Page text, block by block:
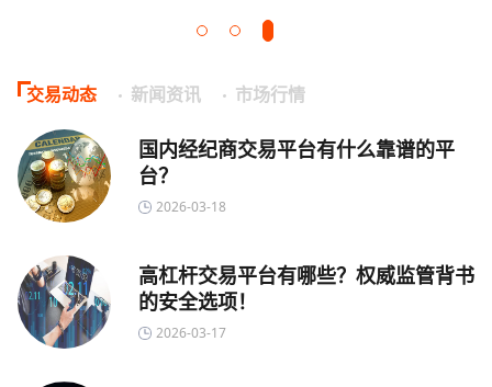
交易动态 新闻资讯 市场行情
国内经纪商交易平台有什么靠谱的平
台？
2026-03-18
高杠杆交易平台有哪些？权威监管背书
的安全选项！
2026-03-17